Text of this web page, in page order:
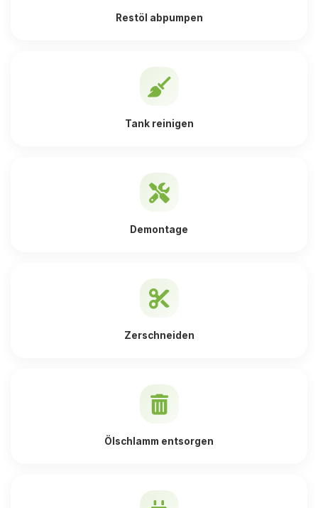
Restöl abpumpen
Tank reinigen
Demontage
Zerschneiden
Ölschlamm entsorgen